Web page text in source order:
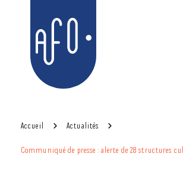
menu
contenu
AFO
Accueil Actualités
Communiqué de presse : alerte de 28 structures